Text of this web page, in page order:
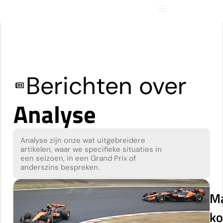
Analyse zijn onze wat uitgebreidere
artikelen, waar we specifieke situaties in
een seizoen, in een Grand Prix of
anderszins bespreken.
Berichten over
Analyse